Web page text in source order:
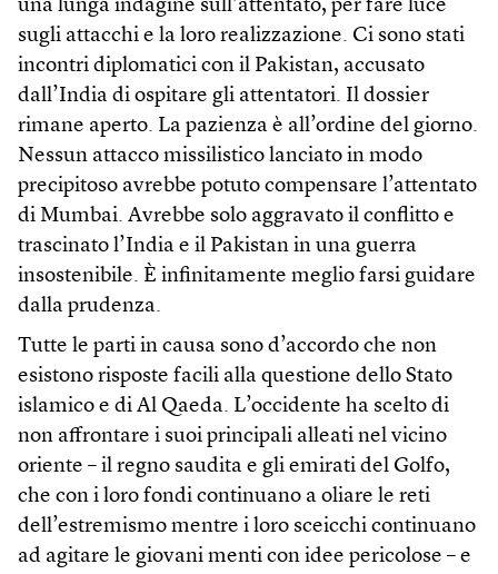
una lunga indagine sull’attentato, per fare luce
sugli attacchi e la loro realizzazione. Ci sono stati
incontri diplomatici con il Pakistan, accusato
dall’India di ospitare gli attentatori. Il dossier
rimane aperto. La pazienza è all’ordine del giorno.
Nessun attacco missilistico lanciato in modo
precipitoso avrebbe potuto compensare l’attentato
di Mumbai. Avrebbe solo aggravato il conflitto e
trascinato l’India e il Pakistan in una guerra
insostenibile. È infinitamente meglio farsi guidare
dalla prudenza.
Tutte le parti in causa sono d’accordo che non
esistono risposte facili alla questione dello Stato
islamico e di Al Qaeda. L’occidente ha scelto di
non affrontare i suoi principali alleati nel vicino
oriente – il regno saudita e gli emirati del Golfo,
che con i loro fondi continuano a oliare le reti
dell’estremismo mentre i loro sceicchi continuano
ad agitare le giovani menti con idee pericolose – e